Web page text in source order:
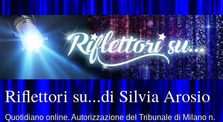
Riflettori su...di Silvia Arosio
Quotidiano online. Autorizzazione del Tribunale di Milano n.